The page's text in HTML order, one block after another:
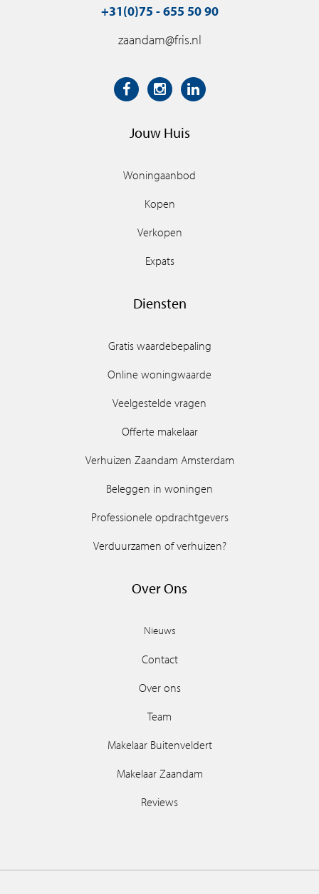
+31(0)75 - 655 50 90
zaandam@fris.nl
Jouw Huis
Woningaanbod
Kopen
Verkopen
Expats
Diensten
Gratis waardebepaling
Online woningwaarde
Veelgestelde vragen
Offerte makelaar
Verhuizen Zaandam Amsterdam
Beleggen in woningen
Professionele opdrachtgevers
Verduurzamen of verhuizen?
Over Ons
Nieuws
Contact
Over ons
Team
Makelaar Buitenveldert
Makelaar Zaandam
Reviews